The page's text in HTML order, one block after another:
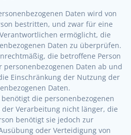
Daten wird von
bestritten, und zwar für eine
ermöglicht, die
Daten zu überprüfen.
die betroffene Person
personenbezogenen Daten ab und
Einschränkung der Nutzung der
Daten.
die personenbezogenen
der Verarbeitung nicht länger, die
benötigt sie jedoch zur
oder Verteidigung von